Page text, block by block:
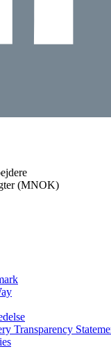
(MNOK)
Transparency